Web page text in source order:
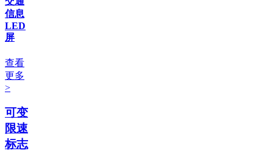
信息
LED
屏
查看
更多
>
可变
限速
标志